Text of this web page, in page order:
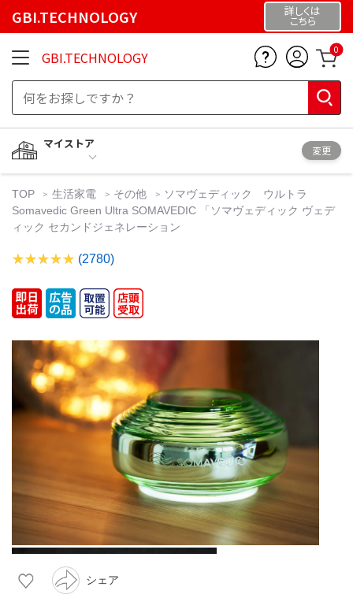
GBI.TECHNOLOGY 詳しくは
こちら
GBI.TECHNOLOGY 0
マイストア
変更
TOP 生活家電 その他
ソマヴェディック ウルトラ
Somavedic Green Ultra SOMAVEDIC 「ソマヴェディック ヴェデ
ィック セカンドジェネレーション
(2780)
シェア